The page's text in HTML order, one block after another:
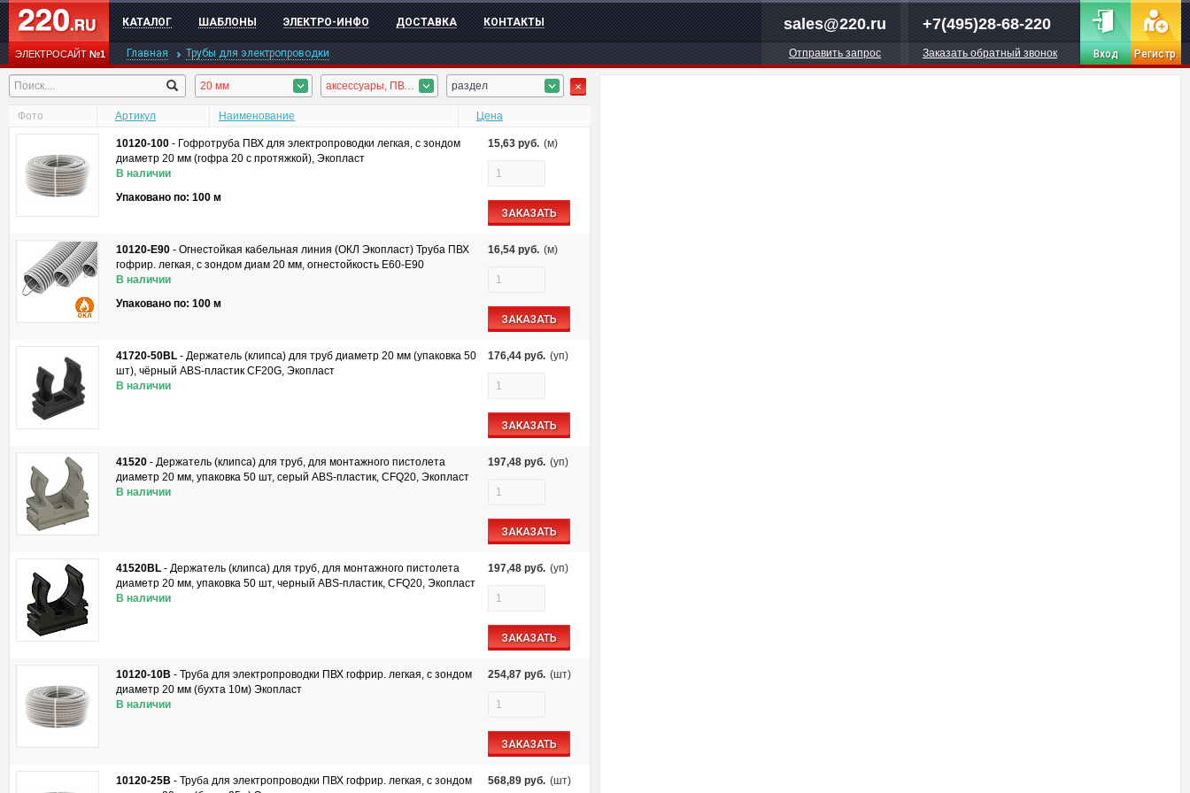
ЭЛЕКТРОСАЙТ№1
КАТАЛОГ ШАБЛОНЫ ЭЛЕКТРО-ИНФО ДОСТАВКА КОНТАКТЫ sales@220.ru
Отправить запрос
+7(495)28-68-220
Заказать обратный звонок Вход Регистр.
Главная Трубы для электропроводки
20 мм аксессуары, ПВХ гофротруба раздел
Фото Артикул Наименование Цена
10120-100 - Гофротруба ПВХ для электропроводки легкая, с зондом
диаметр 20 мм (гофра 20 с протяжкой), Экопласт
В наличии
Упаковано по: 100 м
15,63 руб. (м)
ЗАКАЗАТЬ
10120-E90 - Огнестойкая кабельная линия (ОКЛ Экопласт) Труба ПВХ
гофрир. легкая, с зондом диам 20 мм, огнестойкость E60-E90
В наличии
Упаковано по: 100 м
16,54 руб. (м)
ЗАКАЗАТЬ
41720-50BL - Держатель (клипса) для труб диаметр 20 мм (упаковка 50
шт), чёрный ABS-пластик CF20G, Экопласт
В наличии
176,44 руб. (уп)
ЗАКАЗАТЬ
41520 - Держатель (клипса) для труб, для монтажного пистолета
диаметр 20 мм, упаковка 50 шт, серый ABS-пластик, CFQ20, Экопласт
В наличии
197,48 руб. (уп)
ЗАКАЗАТЬ
41520BL - Держатель (клипса) для труб, для монтажного пистолета
диаметр 20 мм, упаковка 50 шт, черный ABS-пластик, CFQ20, Экопласт
В наличии
197,48 руб. (уп)
ЗАКАЗАТЬ
10120-10B - Труба для электропроводки ПВХ гофрир. легкая, с зондом
диаметр 20 мм (бухта 10м) Экопласт
В наличии
254,87 руб. (шт)
ЗАКАЗАТЬ
10120-25B - Труба для электропроводки ПВХ гофрир. легкая, с зондом
568,89 руб. (шт)